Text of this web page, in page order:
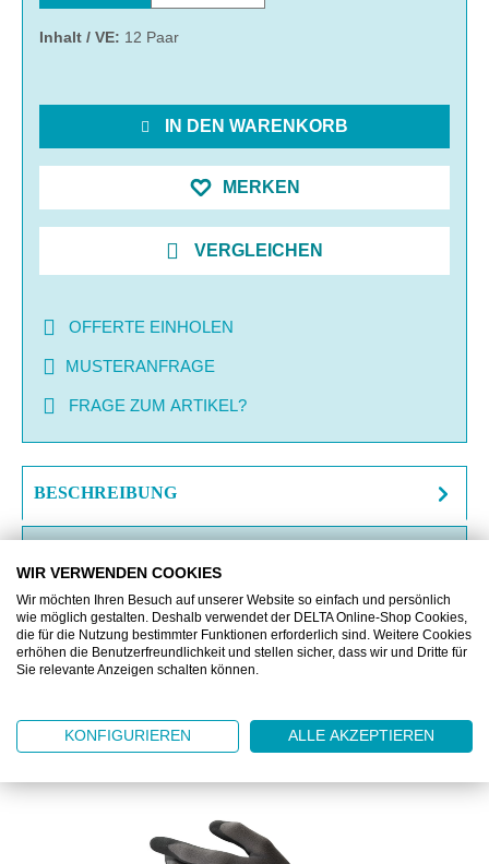
Inhalt / VE: 12 Paar
IN DEN WARENKORB
MERKEN
VERGLEICHEN
OFFERTE EINHOLEN
MUSTERANFRAGE
FRAGE ZUM ARTIKEL?
BESCHREIBUNG
DOWNLOAD
Produktgalerie überspringen
Kunden kauften auch
WIR VERWENDEN COOKIES
Wir möchten Ihren Besuch auf unserer Website so einfach und persönlich
wie möglich gestalten. Deshalb verwendet der DELTA Online-Shop Cookies,
die für die Nutzung bestimmter Funktionen erforderlich sind. Weitere Cookies
erhöhen die Benutzerfreundlichkeit und stellen sicher, dass wir und Dritte für
Sie relevante Anzeigen schalten können.
KONFIGURIEREN ALLE AKZEPTIEREN